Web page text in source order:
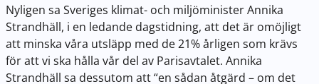
Nyligen sa Sveriges klimat- och miljöminister Annika
Strandhäll, i en ledande dagstidning, att det är omöjligt
att minska våra utsläpp med de 21% årligen som krävs
för att vi ska hålla vår del av Parisavtalet. Annika
Strandhäll sa dessutom att “en sådan åtgärd – om det